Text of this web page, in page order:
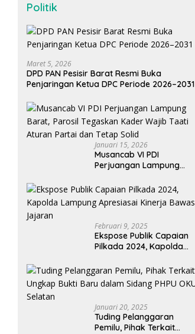
Politik
Maret 5, 2026
DPD PAN Pesisir Barat Resmi Buka
Penjaringan Ketua DPC Periode 2026–2031
Januari 15, 2026
Musancab VI PDI
Perjuangan Lampung
Kader Wajib Taati Aturan
Partai dan Tetap Solid
Februari 9, 2025
Ekspose Publik Capaian
Pilkada 2024, Kapolda
Kinerja Bawaslu Jajaran
Januari 20, 2025
Tuding Pelanggaran
Pemilu, Pihak Terkait